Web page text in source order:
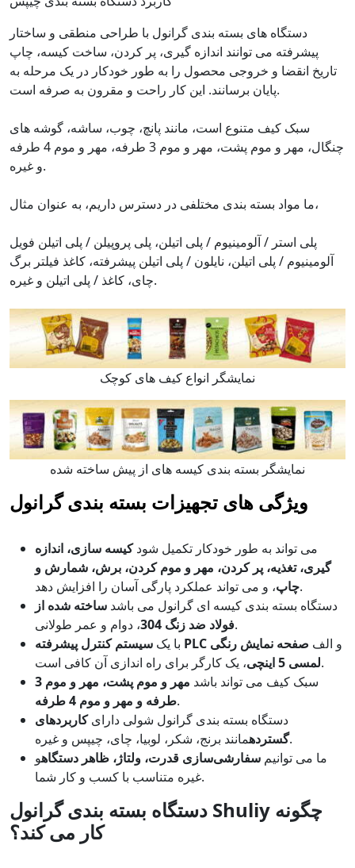
دستگاه های بسته بندی گرانول با طراحی منطقی و ساختار
پیشرفته می توانند اندازه گیری، پر کردن، ساخت کیسه، چاپ
تاریخ انقضا و خروجی محصول را به طور خودکار در یک مرحله به
پایان برسانند. این کار راحت و مقرون به صرفه است.
سبک کیف متنوع است، مانند پانچ، چوب، ساشه، گوشه های
چنگال، مهر و موم پشت، مهر و موم 3 طرفه، مهر و موم 4 طرفه
و غیره.
ما مواد بسته بندی مختلفی در دسترس داریم، به عنوان مثال،
پلی استر / آلومینیوم / پلی اتیلن، پلی پروپیلن / پلی اتیلن فویل
آلومینیوم / پلی اتیلن، نایلون / پلی اتیلن پیشرفته، کاغذ فیلتر برگ
چای، کاغذ / پلی اتیلن و غیره.
نمایشگر انواع کیف های کوچک
نمایشگر بسته بندی کیسه های از پیش ساخته شده
ویژگی های تجهیزات بسته بندی گرانول
می تواند به طور خودکار تکمیل شودکیسه سازی، اندازه
گیری، تغذیه، پر کردن، مهر و موم کردن، برش، شمارش و
چاپ، و می تواند عملکرد پارگی آسان را افزایش دهد.
دستگاه بسته بندی کیسه ای گرانول می باشد ساخته شده از
فولاد ضد زنگ 304، دوام و عمر طولانی.
با یک سیستم کنترل پیشرفته PLC و الف صفحه نمایش رنگی
لمسی 5 اینچی، یک کارگر برای راه اندازی آن کافی است.
سبک کیف می تواند باشد
مهر و موم پشت، مهر و موم 3
طرفه و مهر و موم 4 طرفه.
دستگاه بسته بندی گرانول شولی دارایکاربردهای
گستردهمانند برنج، شکر، لوبیا، چای، چیپس و غیره.
ما می توانیم سفارشی‌سازی قدرت، ولتاژ، ظاهر دستگاهو
غیره متناسب با کسب و کار شما.
دستگاه بسته بندی گرانول Shuliy چگونه
کار می کند؟